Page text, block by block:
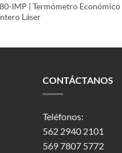
IMP | Termómetro Económico
Láser
CONTÁCTANOS
Teléfonos:
562 2940 2101
569 7807 5772